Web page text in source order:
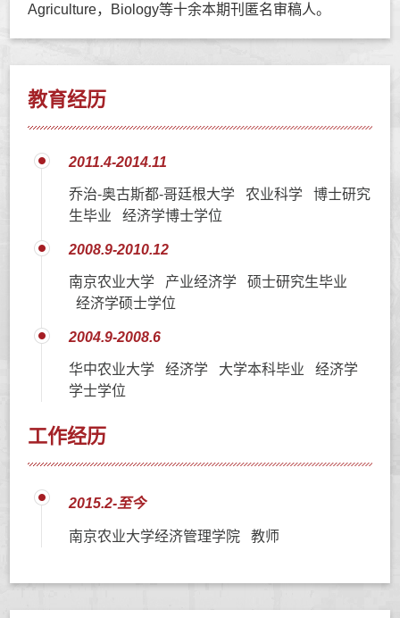
Agriculture，Biology等十余本期刊匿名审稿人。
教育经历
2011.4-2014.11
乔治-奥古斯都-哥廷根大学 农业科学 博士研究
生毕业 经济学博士学位
2008.9-2010.12
南京农业大学 产业经济学 硕士研究生毕业
经济学硕士学位
2004.9-2008.6
华中农业大学 经济学 大学本科毕业 经济学
学士学位
工作经历
2015.2-至今
南京农业大学经济管理学院 教师